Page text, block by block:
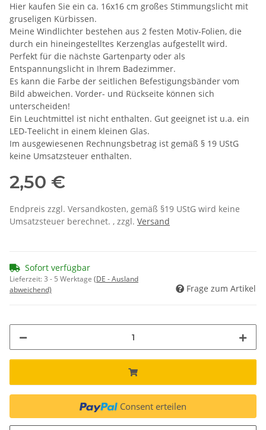
Hier kaufen Sie ein ca. 16x16 cm großes Stimmungslicht mit
gruseligen Kürbissen.
Meine Windlichter bestehen aus 2 festen Motiv-Folien, die
durch ein hineingestelltes Kerzenglas aufgestellt wird.
Perfekt für die nächste Gartenparty oder als
Entspannungslicht in Ihrem Badezimmer.
Es kann die Farbe der seitlichen Befestigungsbänder vom
Bild abweichen. Vorder- und Rückseite können sich
unterscheiden!
Ein Leuchtmittel ist nicht enthalten. Gut geeignet ist u.a. ein
LED-Teelicht in einem kleinen Glas.
Im ausgewiesenen Rechnungsbetrag ist gemäß § 19 UStG
keine Umsatzsteuer enthalten.
2,50 €
Endpreis zzgl. Versandkosten, gemäß §19 UStG wird keine
Umsatzsteuer berechnet. , zzgl. Versand
Sofort verfügbar
Lieferzeit:3 - 5 Werktage (DE - Ausland
abweichend)
Frage zum Artikel
Consent erteilen